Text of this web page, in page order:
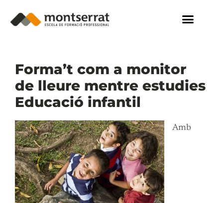
Forma’t com a monitor
de lleure mentre estudies
Educació infantil
Amb